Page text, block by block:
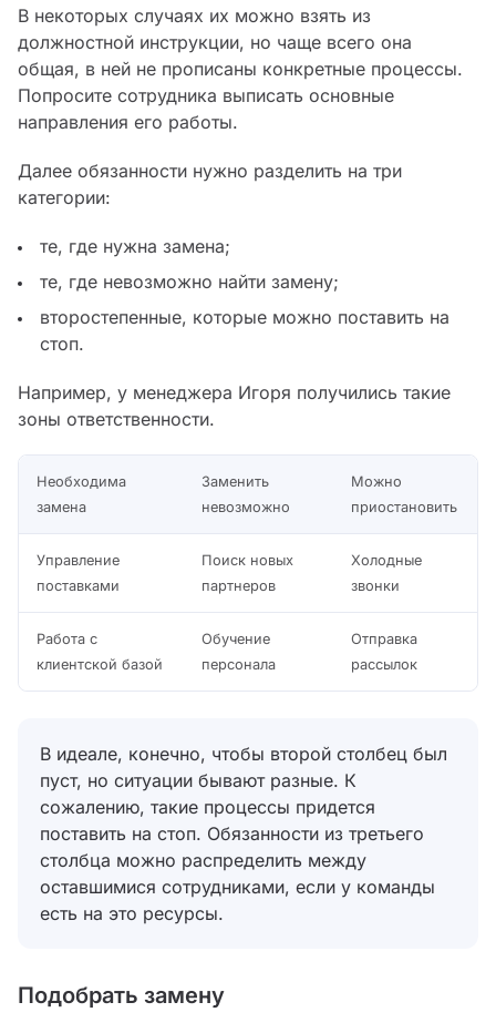
В некоторых случаях их можно взять из
должностной инструкции, но чаще всего она
общая, в ней не прописаны конкретные процессы.
Попросите сотрудника выписать основные
направления его работы.
Далее обязанности нужно разделить на три
категории:
те, где нужна замена;
те, где невозможно найти замену;
второстепенные, которые можно поставить на
стоп.
Например, у менеджера Игоря получились такие
зоны ответственности.
Необходима
замена
Заменить
невозможно
Можно
приостановить
Управление
поставками
Поиск новых
партнеров
Холодные
звонки
Работа с
клиентской базой
Обучение
персонала
Отправка
рассылок
В идеале, конечно, чтобы второй столбец был
пуст, но ситуации бывают разные. К
сожалению, такие процессы придется
поставить на стоп. Обязанности из третьего
столбца можно распределить между
оставшимися сотрудниками, если у команды
есть на это ресурсы.
Подобрать замену